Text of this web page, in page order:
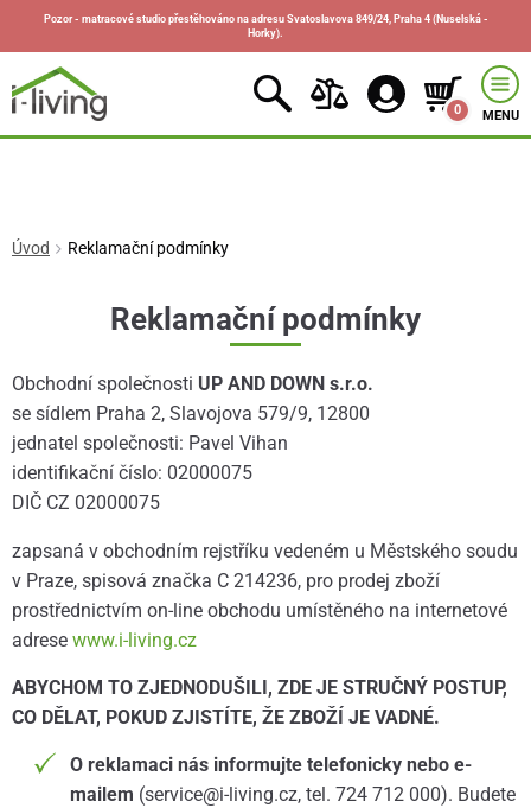
Pozor - matracové studio přestěhováno na adresu Svatoslavova 849/24, Praha 4 (Nuselská -
Horky).
0 MENU
Úvod Reklamační podmínky
Reklamační podmínky
Obchodní společnosti UP AND DOWN s.r.o.
se sídlem Praha 2, Slavojova 579/9, 12800
jednatel společnosti: Pavel Vihan
identifikační číslo: 02000075
DIČ CZ 02000075
zapsaná v obchodním rejstříku vedeném u Městského soudu
v Praze, spisová značka C 214236, pro prodej zboží
prostřednictvím on-line obchodu umístěného na internetové
adrese www.i-living.cz
ABYCHOM TO ZJEDNODUŠILI, ZDE JE STRUČNÝ POSTUP,
CO DĚLAT, POKUD ZJISTÍTE, ŽE ZBOŽÍ JE VADNÉ.
O reklamaci nás informujte telefonicky nebo e-
mailem (service@i-living.cz, tel. 724 712 000). Budete